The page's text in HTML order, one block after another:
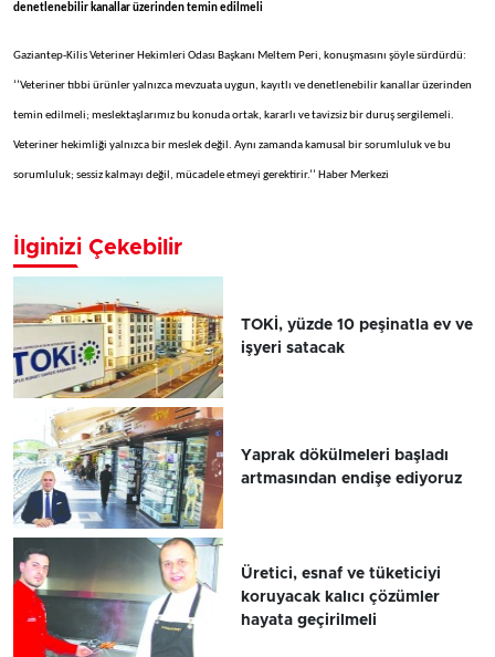
denetlenebilir kanallar üzerinden temin edilmeli
Gaziantep-Kilis Veteriner Hekimleri Odası Başkanı Meltem Peri, konuşmasını şöyle sürdürdü:
‘’Veteriner tıbbi ürünler yalnızca mevzuata uygun, kayıtlı ve denetlenebilir kanallar üzerinden
temin edilmeli; meslektaşlarımız bu konuda ortak, kararlı ve tavizsiz bir duruş sergilemeli.
Veteriner hekimliği yalnızca bir meslek değil. Aynı zamanda kamusal bir sorumluluk ve bu
sorumluluk; sessiz kalmayı değil, mücadele etmeyi gerektirir.’’ Haber Merkezi
İlginizi Çekebilir
TOKİ, yüzde 10 peşinatla ev ve
işyeri satacak
Yaprak dökülmeleri başladı
artmasından endişe ediyoruz
Üretici, esnaf ve tüketiciyi
koruyacak kalıcı çözümler
hayata geçirilmeli